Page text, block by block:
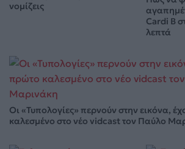
νομίζεις
Cardi B
λεπτά
Οι «Τυπολογίες» περνούν στην εικόνα,
καλεσμένο στο νέο vidcast τον Παύλο